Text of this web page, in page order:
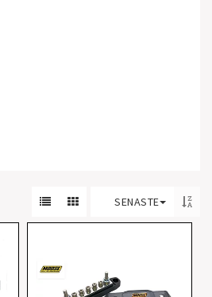
SENASTE